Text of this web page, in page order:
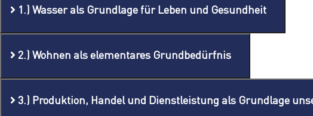
1.) Wasser als Grundlage für Leben und Gesundheit
2.) Wohnen als elementares Grundbedürfnis
3.) Produktion, Handel und Dienstleistung als Grundlage